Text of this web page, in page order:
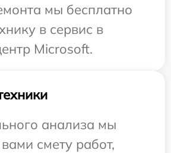
мы бесплатно
в сервис в
Microsoft.
анализа мы
смету работ,